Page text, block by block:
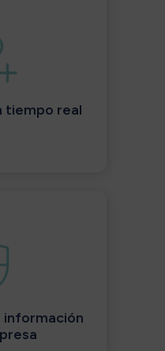
tiempo real
información